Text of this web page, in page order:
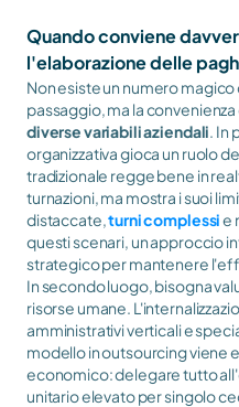
Quando conviene
l'elaborazione delle
Non esiste un numero
passaggio, ma la
diverse variabili aziendali. In
organizzativa gioca un ruolo
tradizionale regge bene in
turnazioni, ma mostra i suoi
distaccate, turni complessi e
questi scenari, un approccio
strategico per mantenere
In secondo luogo, bisogna
risorse umane.
amministrativi verticali e
modello in outsourcing viene
economico: delegare tutto
unitario elevato per singolo